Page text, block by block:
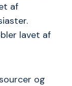
af
lavet af
og